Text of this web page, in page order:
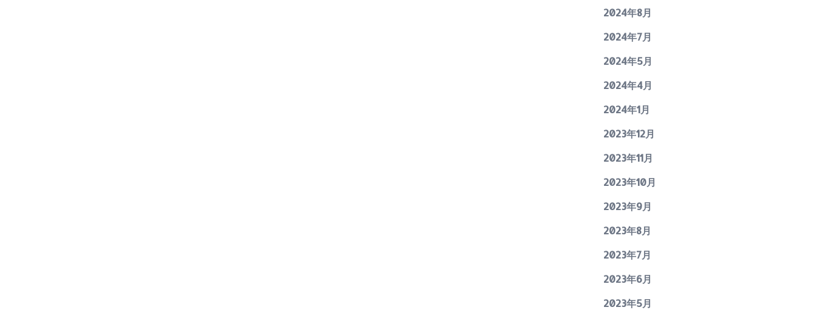
2024年8月
2024年7月
2024年5月
2024年4月
2024年1月
2023年12月
2023年11月
2023年10月
2023年9月
2023年8月
2023年7月
2023年6月
2023年5月